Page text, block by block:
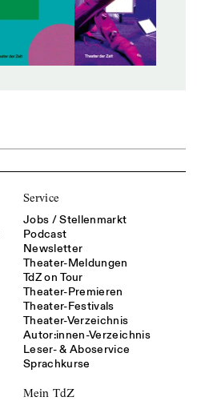
Service
Jobs / Stellenmarkt
Podcast
Newsletter
Theater-Meldungen
TdZ on Tour
Theater-Premieren
Theater-Festivals
Theater-Verzeichnis
Autor:innen-Verzeichnis
Leser- & Aboservice
Sprachkurse
Mein TdZ